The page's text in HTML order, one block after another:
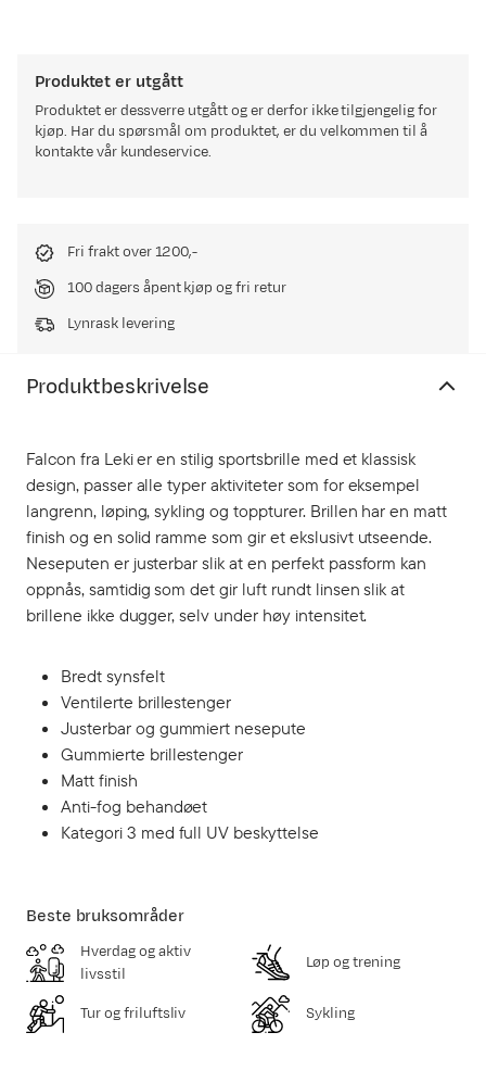
Produktet er utgått
Produktet er dessverre utgått og er derfor ikke tilgjengelig for
kjøp. Har du spørsmål om produktet, er du velkommen til å
kontakte vår kundeservice.
Fri frakt over 1200,-
100 dagers åpent kjøp og fri retur
Lynrask levering
Produktbeskrivelse
Falcon fra Leki er en stilig sportsbrille med et klassisk
design, passer alle typer aktiviteter som for eksempel
langrenn, løping, sykling og toppturer. Brillen har en matt
finish og en solid ramme som gir et ekslusivt utseende.
Neseputen er justerbar slik at en perfekt passform kan
oppnås, samtidig som det gir luft rundt linsen slik at
brillene ikke dugger, selv under høy intensitet.
Bredt synsfelt
Ventilerte brillestenger
Justerbar og gummiert nesepute
Gummierte brillestenger
Matt finish
Anti-fog behandøet
Kategori 3 med full UV beskyttelse
Beste bruksområder
Hverdag og aktiv
livsstil
Løp og trening
Tur og friluftsliv Sykling